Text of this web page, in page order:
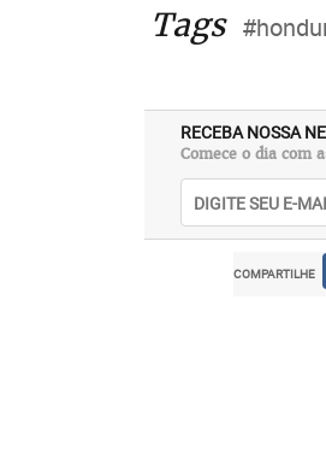
Tags
RECEBA NOSSA
Comece o dia com
COMPARTILHE